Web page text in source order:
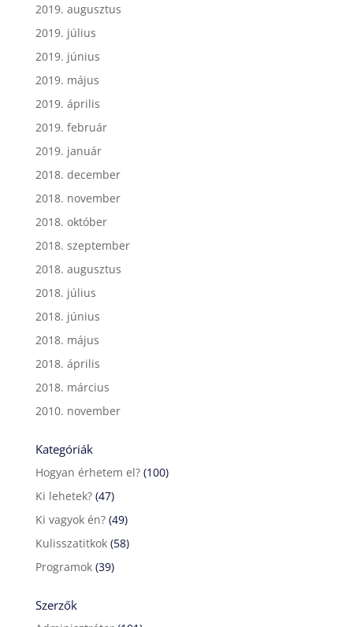
2019. augusztus
2019. július
2019. június
2019. május
2019. április
2019. február
2019. január
2018. december
2018. november
2018. október
2018. szeptember
2018. augusztus
2018. július
2018. június
2018. május
2018. április
2018. március
2010. november
Kategóriák
Hogyan érhetem el?(100)
Ki lehetek?(47)
Ki vagyok én?(49)
Kulisszatitkok(58)
Programok(39)
Szerzők